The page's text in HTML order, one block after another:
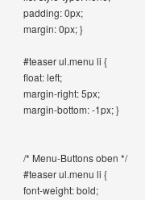
padding: 0px;
margin: 0px; }
#teaser ul.menu li {
float: left;
margin-right: 5px;
margin-bottom: -1px; }
/* Menu-Buttons oben */
#teaser ul.menu li {
font-weight: bold;